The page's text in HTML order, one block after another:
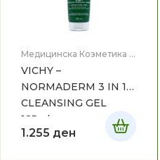
Медицинска Козметика ,
VICHY –
NORMADERM 3 IN 1
CLEANSING GEL
125ml
1.255 ден